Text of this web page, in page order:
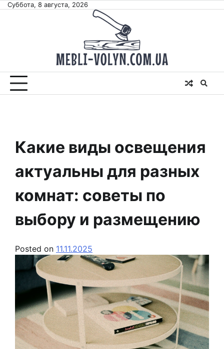
SkipСуббота, 8 августа, 2026
Какие виды освещения
актуальны для разных
комнат: советы по
выбору и размещению
Posted on 11.11.2025